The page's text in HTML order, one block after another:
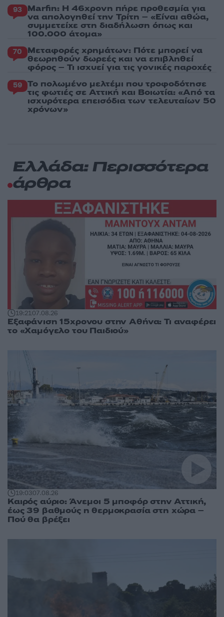
93 Marfin: Η 46χρονη πήρε προθεσμία για
να απολογηθεί την Τρίτη – «Είναι αθώα,
συμμετείχε στη διαδήλωση όπως και
100.000 άτομα»
70 Μεταφορές χρημάτων: Πότε μπορεί να
θεωρηθούν δωρεές και να επιβληθεί
φόρος – Τι ισχυεί για τις γονικές παροχές
59 Το πολωμένο μελτέμι που τροφοδότησε
τις φωτιές σε Αττική και Βοιωτία: «Από τα
ισχυρότερα επεισόδια των τελευταίων 50
χρόνων»
Ελλάδα: Περισσότερα
άρθρα
19:2107.08.26
Εξαφάνιση 15χρονου στην Αθήνα: Τι αναφέρει
το «Χαμόγελο του Παιδιού»
19:0307.08.26
Καιρός αύριο: Άνεμοι 5 μποφόρ στην Αττική,
έως 39 βαθμούς η θερμοκρασία στη χώρα –
Πού θα βρέξει